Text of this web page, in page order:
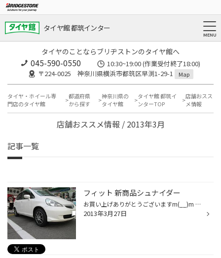
タイヤ館 都筑インター
タイヤのことならブリヂストンのタイヤ館へ
045-590-0550
10:30~19:00 (作業受付終了18:00)
〒224-0025 神奈川県横浜市都筑区早渕1-29-1
Map
タイヤ・ホイール専
門店のタイヤ館
都道府県
から探す
神奈川県の
タイヤ館
タイヤ館 都筑イ
ンターTOP
店舗おスス
メ情報
店舗おススメ情報 / 2013年3月
記事一覧
フィット 新商品シュナイダー
お買い上げありがとうございますm(__)m DATA ホイール：シュナイダー SLX サイズ：14×55 4/100 タイヤ交換といっしょにホイールの交換もしました(*^^)v タイヤは、レグノ GR-XTを装着!! 入荷したばかりのホイール。。。 軽量ホイールとエコタイヤのセットです。 燃費の改善、乗り心地よくなり、快...
2013年3月27日